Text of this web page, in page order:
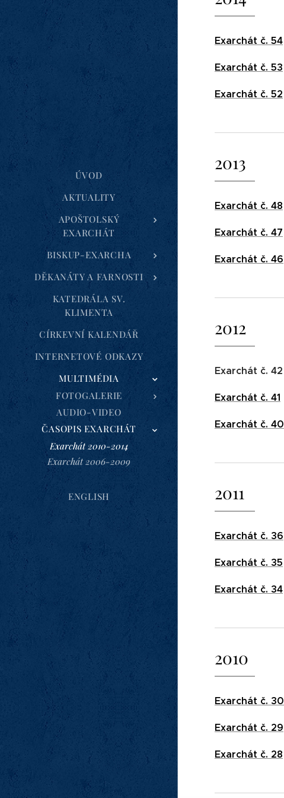
ÚVOD
AKTUALITY
APOŠTOLSKÝ
EXARCHÁT
BISKUP-EXARCHA
DĚKANÁTY A FARNOSTI
KATEDRÁLA SV.
KLIMENTA
CÍRKEVNÍ KALENDÁŘ
INTERNETOVÉ ODKAZY
MULTIMÉDIA
FOTOGALERIE
AUDIO-VIDEO
ČASOPIS EXARCHÁT
Exarchát 2010-2014
Exarchát 2006-2009
ENGLISH
Exarchát č. 54
Exarchát č. 53
Exarchát č. 52
2013
Exarchát č. 48
Exarchát č. 47
Exarchát č. 46
2012
Exarchát č. 42
Exarchát č. 41
Exarchát č. 40
2011
Exarchát č. 36
Exarchát č. 35
Exarchát č. 34
2010
Exarchát č. 30
Exarchát č. 29
Exarchát č. 28